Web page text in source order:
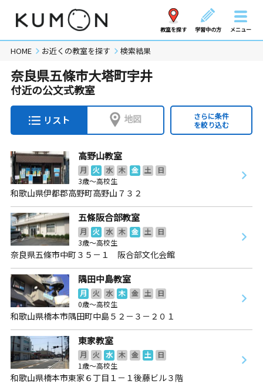
教室を探す 学習中の方 メニュー
HOME お近くの教室を探す 検索結果
奈良県五條市大塔町宇井
付近の公文式教室
リスト 地図
さらに条件
を絞り込む
高野山教室
月 火 水 木 金 土
日
3歳～高校生
和歌山県伊都郡高野町高野山７３２
五條阪合部教室
月 火 水 木 金 土
日
3歳～高校生
奈良県五條市中町３５－１ 阪合部文化会館
隅田中島教室
月 火 水 木 金 土
日
0歳～高校生
和歌山県橋本市隅田町中島５２－３－２０１
東家教室
月 火 水 木 金 土
日
1歳～高校生
和歌山県橋本市東家６丁目１－１後藤ビル３階